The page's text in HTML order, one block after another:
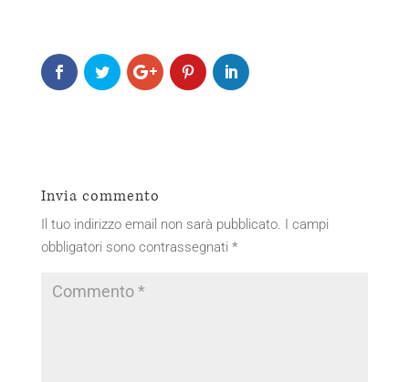
Invia commento
Il tuo indirizzo email non sarà pubblicato. I campi
obbligatori sono contrassegnati *